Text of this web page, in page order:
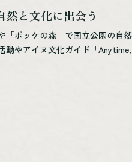
然と文化に出会う
「ボッケの森」で国立公園の自
動やアイヌ文化ガイド「